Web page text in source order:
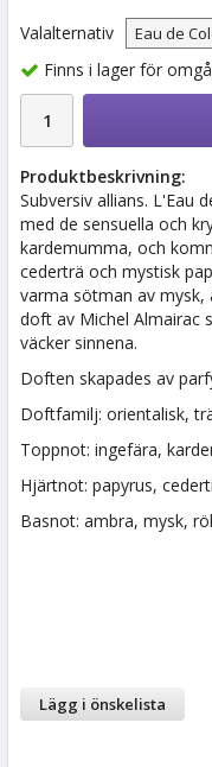
Valalternativ
Finns i lager för
Produktbeskrivning:
Subversiv allians. L'Eau
med de sensuella och
kardemumma, och
cederträ och mystisk
varma sötman av mysk,
doft av Michel Almairac
väcker sinnena.
Doften skapades av
Doftfamilj: orientalisk,
Toppnot: ingefära,
Hjärtnot: papyrus,
Basnot: ambra, mysk,
Lägg i önskelista